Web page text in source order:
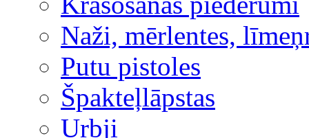
Naži, mērlentes,
Putu pistoles
Špakteļlāpstas
Urbji